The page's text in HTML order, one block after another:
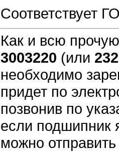
Соответствует
Как и всю
3003220 (или
необходимо
придет по
позвонив по
если подшипник
можно